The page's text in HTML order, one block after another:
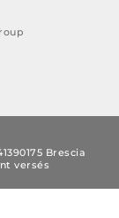
Brescia
versés